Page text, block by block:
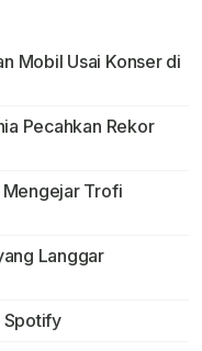
Mobil Usai Konser di
Pecahkan Rekor
Mengejar Trofi
Langgar
Spotify